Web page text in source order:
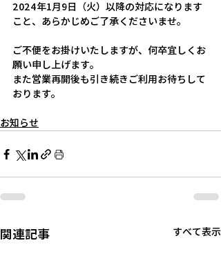
2024年1月9日（火）以降の対応になります
こと、あらかじめご了承くださいませ。
ご不便をお掛けいたしますが、何卒宜しくお
願い申し上げます。
また営業再開後も引き続きご利用お待ちして
おります。
お知らせ
関連記事 すべて表示